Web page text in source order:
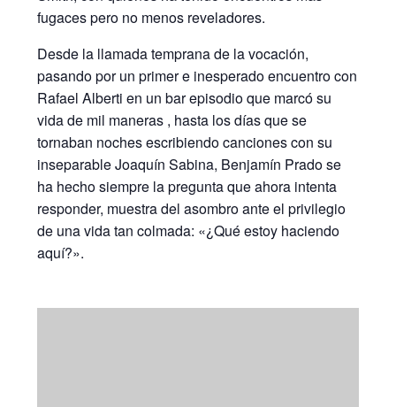
fugaces pero no menos reveladores.
Desde la llamada temprana de la vocación,
pasando por un primer e inesperado encuentro con
Rafael Alberti en un bar episodio que marcó su
vida de mil maneras , hasta los días que se
tornaban noches escribiendo canciones con su
inseparable Joaquín Sabina, Benjamín Prado se
ha hecho siempre la pregunta que ahora intenta
responder, muestra del asombro ante el privilegio
de una vida tan colmada: «¿Qué estoy haciendo
aquí?».